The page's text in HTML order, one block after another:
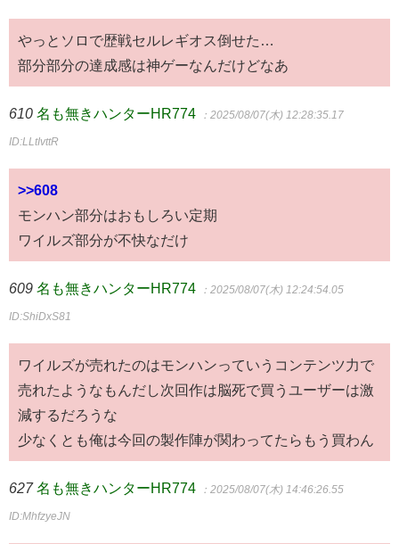
やっとソロで歴戦セルレギオス倒せた…
部分部分の達成感は神ゲーなんだけどなあ
610 名も無きハンターHR774 ：2025/08/07(木) 12:28:35.17
ID:LLtIvttR
>>608
モンハン部分はおもしろい定期
ワイルズ部分が不快なだけ
609 名も無きハンターHR774 ：2025/08/07(木) 12:24:54.05
ID:ShiDxS81
ワイルズが売れたのはモンハンっていうコンテンツ力で
売れたようなもんだし次回作は脳死で買うユーザーは激
減するだろうな
少なくとも俺は今回の製作陣が関わってたらもう買わん
627 名も無きハンターHR774 ：2025/08/07(木) 14:46:26.55
ID:MhfzyeJN